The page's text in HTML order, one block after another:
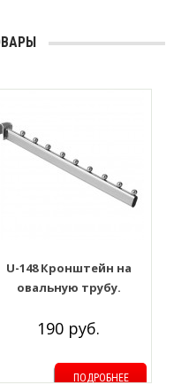
U-148 Кронштейн на
овальную трубу.
190 руб.
ПОДРОБНЕЕ